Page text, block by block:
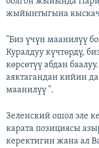
жыйынтыгына
"Биз үчүн маанилүү
Куралдуу күчтөрдү,
көрсөтүү абдан
аяктагандан кийин да
маанилүү ".
Зеленский ошол эле
карата позициясы
керектигин жана ал